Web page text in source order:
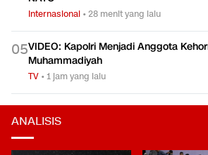
Internasional •28 menit yang lalu
05VIDEO: Kapolri Menjadi Anggota
Muhammadiyah
TV •1 jam yang lalu
ANALISIS